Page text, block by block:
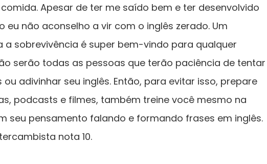
Apesar de ter me saído bem e ter desenvolvido
eu não aconselho a vir com o inglês zerado. Um
a sobrevivência é super bem-vindo para qualquer
serão todas as pessoas que terão paciência de tentar
adivinhar seu inglês. Então, para evitar isso, prepare
podcasts e filmes, também treine você mesmo na
seu pensamento falando e formando frases em inglês.
nota 10.